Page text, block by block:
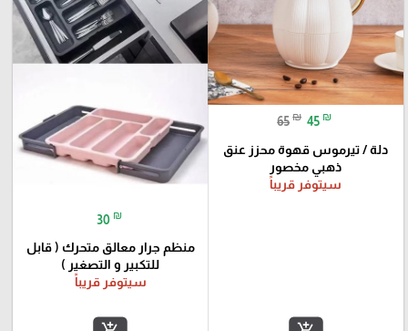
65 ₪ 45 ₪
دلة / تيرموس قهوة محزز عنق
ذهبي مخصور
سيتوفر قريباً
30 ₪
منظم جرار معالق متحرك ( قابل
للتكبير و التصغير )
سيتوفر قريباً